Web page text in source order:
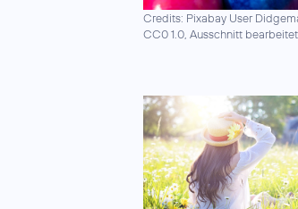
Credits: Pixabay User
CC0 1.0, Ausschnitt bearbeitet